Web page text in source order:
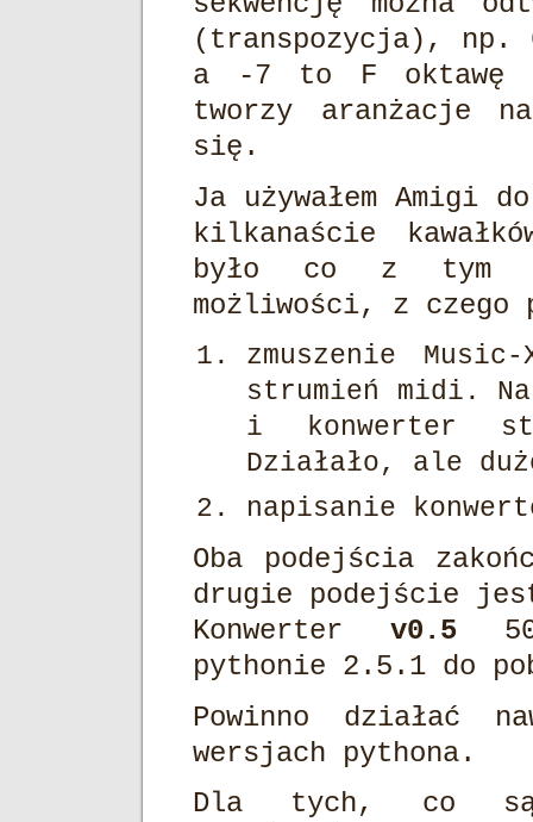
(transpozycja), np.
a -7 to F oktawę
tworzy aranżacje
się.
Ja używałem Amigi
kilkanaście
było co z tym
możliwości, z czego
zmuszenie
strumień midi.
i konwerter
Działało, ale
napisanie
Oba podejścia
drugie podejście
Konwerter v0.5
pythonie 2.5.1 do
Powinno działać
wersjach pythona.
Dla tych, co są